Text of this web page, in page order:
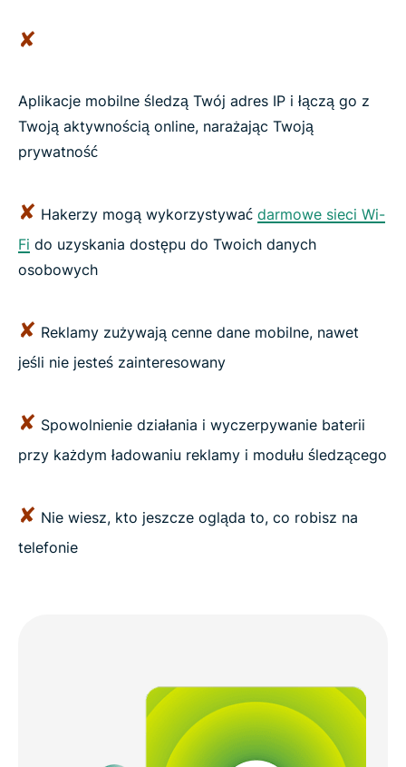
✘
Aplikacje mobilne śledzą Twój adres IP i łączą go z
Twoją aktywnością online, narażając Twoją
prywatność
✘ Hakerzy mogą wykorzystywać darmowe sieci Wi-
Fi do uzyskania dostępu do Twoich danych
osobowych
✘ Reklamy zużywają cenne dane mobilne, nawet
jeśli nie jesteś zainteresowany
✘ Spowolnienie działania i wyczerpywanie baterii
przy każdym ładowaniu reklamy i modułu śledzącego
✘ Nie wiesz, kto jeszcze ogląda to, co robisz na
telefonie